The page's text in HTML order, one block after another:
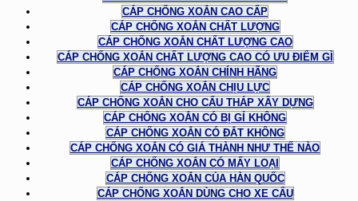
CÁP CHỐNG XOẮN CAO CẤP
CÁP CHỐNG XOẮN CHẤT LƯỢNG
CÁP CHỐNG XOẮN CHẤT LƯỢNG CAO
CÁP CHỐNG XOẮN CHẤT LƯỢNG CAO CÓ ƯU ĐIỂM GÌ
CÁP CHỐNG XOẮN CHÍNH HÃNG
CÁP CHỐNG XOẮN CHỊU LỰC
CÁP CHỐNG XOẮN CHO CẨU THÁP XÂY DỰNG
CÁP CHỐNG XOẮN CÓ BỊ GỈ KHÔNG
CÁP CHỐNG XOẮN CÓ ĐẮT KHÔNG
CÁP CHỐNG XOẮN CÓ GIÁ THÀNH NHƯ THẾ NÀO
CÁP CHỐNG XOẮN CÓ MẤY LOẠI
CÁP CHỐNG XOẮN CỦA HÀN QUỐC
CÁP CHỐNG XOẮN DÙNG CHO XE CẨU